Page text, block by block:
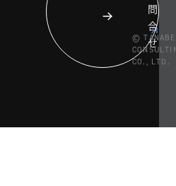
問
合
せ
© TANABE
CO., LTD.